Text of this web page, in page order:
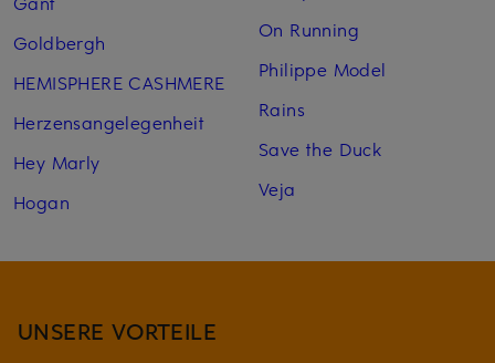
Goldbergh
HEMISPHERE CASHMERE
Herzensangelegenheit
Hey Marly
Hogan
On Running
Philippe Model
Rains
Save the Duck
Veja
UNSERE VORTEILE